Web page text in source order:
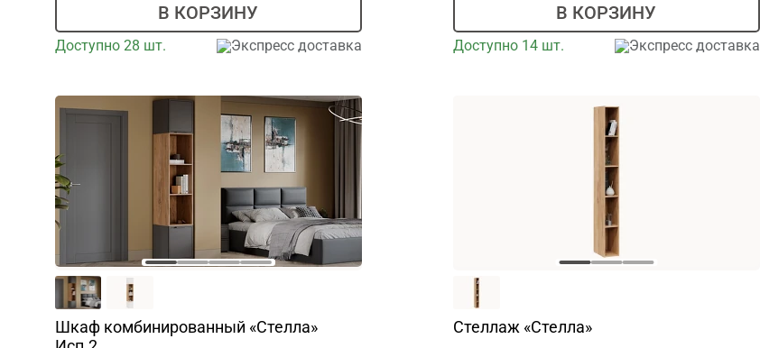
В КОРЗИНУ
Доступно 28 шт. Экспресс доставка
В КОРЗИНУ
Доступно 14 шт. Экспресс доставка
Шкаф комбинированный «Стелла»
Стеллаж «Стелла»